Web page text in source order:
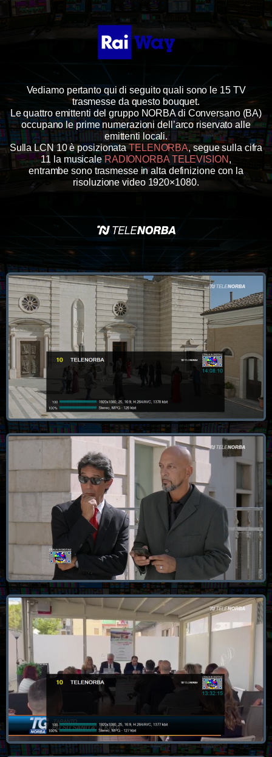
Vediamo pertanto qui di seguito quali sono le 15 TV
trasmesse da questo bouquet.
Le quattro emittenti del gruppo NORBA di Conversano (BA)
occupano le prime numerazioni dell’arco riservato alle
emittenti locali.
Sulla LCN 10 è posizionataTELENORBA, segue sulla cifra
11 la musicale RADIONORBA TELEVISION ,
entrambe sono trasmesse in alta definizione con la
risoluzione video 1920×1080.